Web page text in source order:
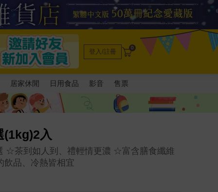
登入/註冊 0
居家休閒 日用食品 影音 售票
(1kg)2入
☆茶到如人到、禮輕情更濃 ☆富含膳食纖維
品、冷熱皆相宜